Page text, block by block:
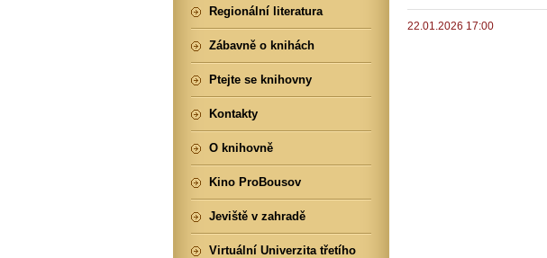
22.01.2026 17:00
Regionální literatura
Zábavně o knihách
Ptejte se knihovny
Kontakty
O knihovně
Kino ProBousov
Jeviště v zahradě
Virtuální Univerzita třetího